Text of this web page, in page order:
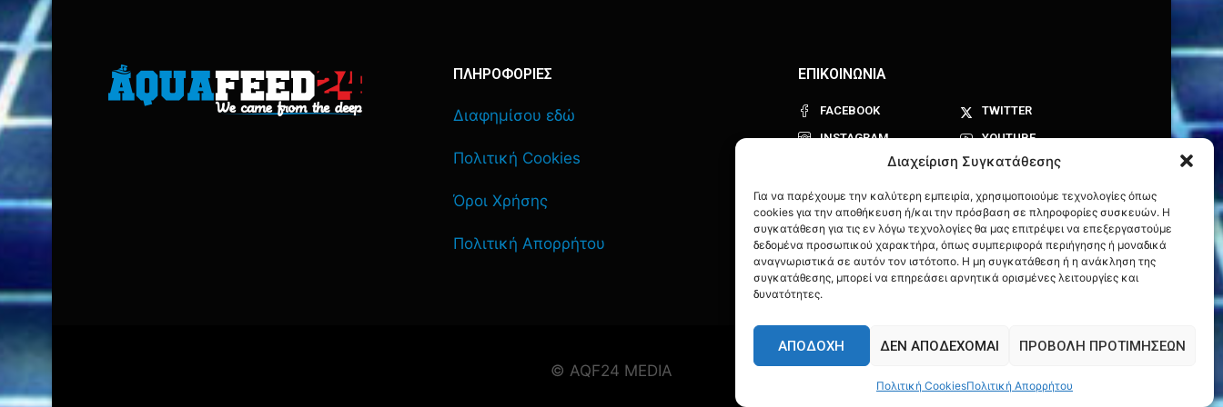
Διαχείριση Συγκατάθεσης
Για να παρέχουμε την καλύτερη εμπειρία, χρησιμοποιούμε τεχνολογίες όπως
cookies για την αποθήκευση ή/και την πρόσβαση σε πληροφορίες συσκευών. Η
συγκατάθεση για τις εν λόγω τεχνολογίες θα μας επιτρέψει να επεξεργαστούμε
δεδομένα προσωπικού χαρακτήρα, όπως συμπεριφορά περιήγησης ή μοναδικά
αναγνωριστικά σε αυτόν τον ιστότοπο. Η μη συγκατάθεση ή η ανάκληση της
συγκατάθεσης, μπορεί να επηρεάσει αρνητικά ορισμένες λειτουργίες και
δυνατότητες.
ΑΠΟΔΟΧΉ ΔΕΝ ΑΠΟΔΈΧΟΜΑΙ ΠΡΟΒΟΛΉ ΠΡΟΤΙΜΉΣΕΩΝ
Πολιτική CookiesΠολιτική Απορρήτου
ΠΛΗΡΟΦΟΡΙΕΣ
Διαφημίσου εδώ
Πολιτική Cookies
Όροι Χρήσης
Πολιτική Απορρήτου
ΕΠΙΚΟΙΝΩΝΙΑ
FACEBOOK
TWITTER
INSTAGRAM
YOUTUBE
© AQF24 MEDIA